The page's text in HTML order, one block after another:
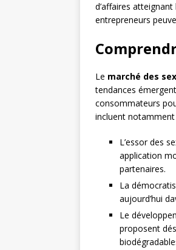
d’affaires
entrepreneurs
Le marché des
tendances
consommateurs
incluent notamment
L’essor des
application
partenaires.
La
aujourd’hui
Le
proposent